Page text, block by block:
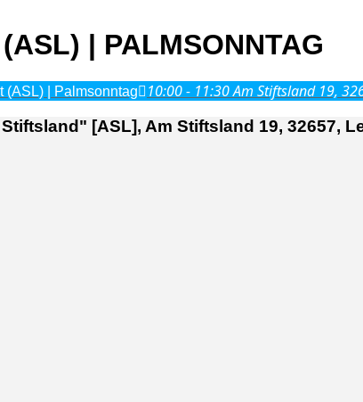
| PALMSONNTAG
(ASL) | Palmsonntag 10:00 - 11:30Am Stiftsland 19,
[ASL], Am Stiftsland 19, 32657,